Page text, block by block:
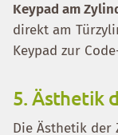
Keypad am
direkt am
Keypad zur
5. Ästhetik
Die Ästhetik der